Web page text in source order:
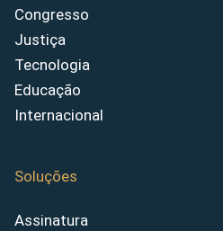
Congresso
Justiça
Tecnologia
Educação
Internacional
Soluções
Assinatura